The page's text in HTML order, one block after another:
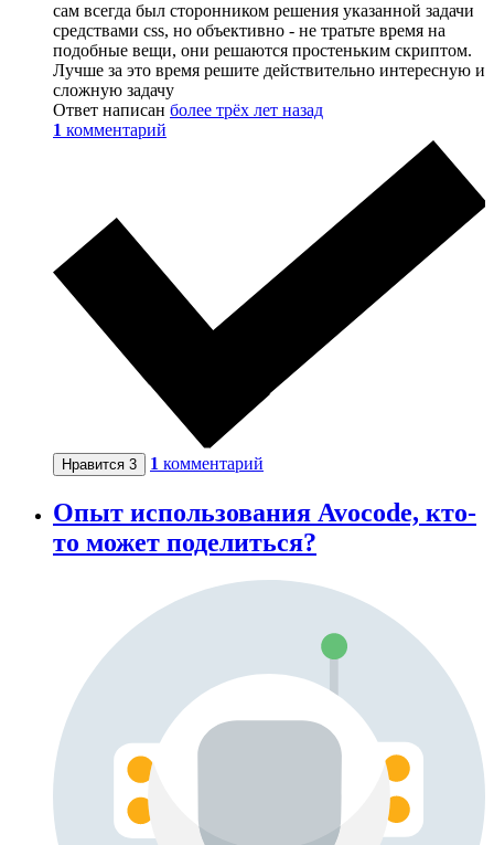
сам всегда был сторонником решения указанной задачи
средствами css, но объективно - не тратьте время на
подобные вещи, они решаются простеньким скриптом.
Лучше за это время решите действительно интересную и
сложную задачу
Ответ написан более трёх лет назад
1 комментарий
Нравится 3 1 комментарий
Опыт использования Avocode, кто-
то может поделиться?